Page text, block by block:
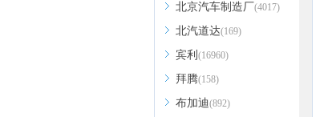
北京汽车制造厂(4017)
北汽道达(169)
宾利 (16960)
拜腾(158)
布加迪(892)